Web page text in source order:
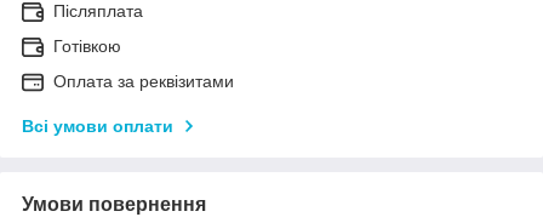
Післяплата
Готівкою
Оплата за реквізитами
Всі умови оплати
Умови повернення